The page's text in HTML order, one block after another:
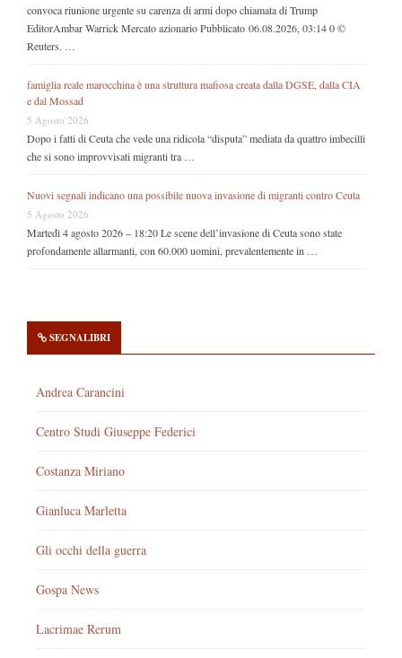
convoca riunione urgente su carenza di armi dopo chiamata di Trump
EditorAmbar Warrick Mercato azionario Pubblicato 06.08.2026, 03:14 0 ©
Reuters. …
famiglia reale marocchina è una struttura mafiosa creata dalla DGSE, dalla CIA
e dal Mossad
5 Agosto 2026
Dopo i fatti di Ceuta che vede una ridicola “disputa” mediata da quattro imbecilli
che si sono improvvisati migranti tra …
Nuovi segnali indicano una possibile nuova invasione di migranti contro Ceuta
5 Agosto 2026
Martedì 4 agosto 2026 – 18:20 Le scene dell’invasione di Ceuta sono state
profondamente allarmanti, con 60.000 uomini, prevalentemente in …
SEGNALIBRI
Andrea Carancini
Centro Studi Giuseppe Federici
Costanza Miriano
Gianluca Marletta
Gli occhi della guerra
Gospa News
Lacrimae Rerum